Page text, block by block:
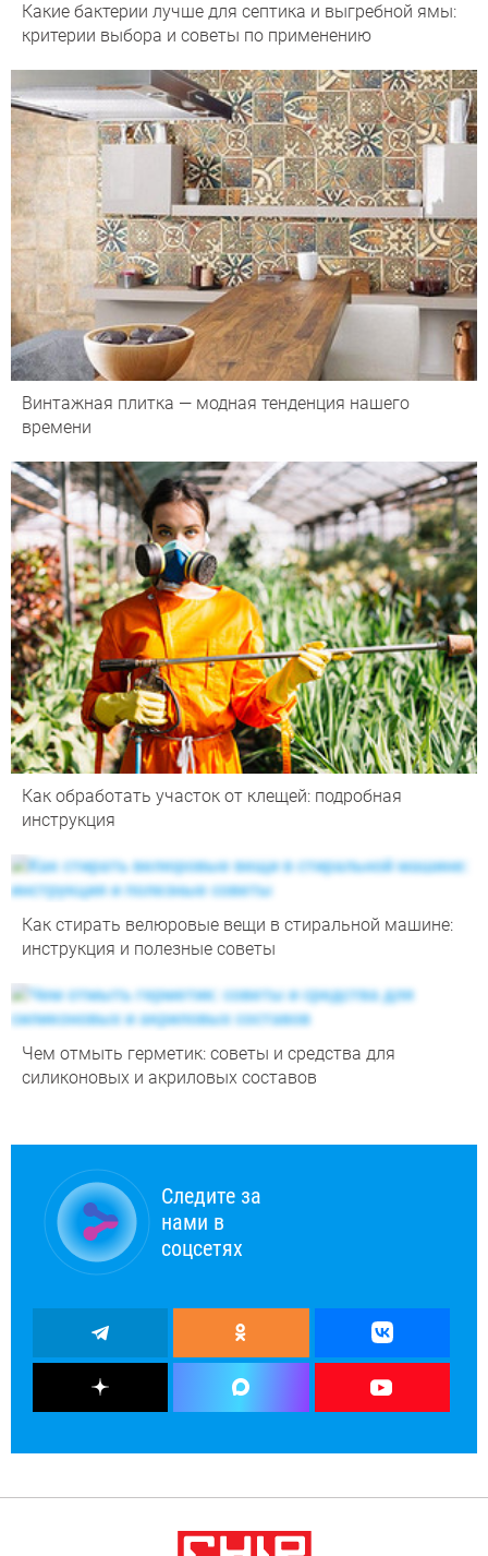
Какие бактерии лучше для септика и выгребной ямы:
критерии выбора и советы по применению
Винтажная плитка — модная тенденция нашего
времени
Как обработать участок от клещей: подробная
инструкция
Как стирать велюровые вещи в стиральной машине:
инструкция и полезные советы
Чем отмыть герметик: советы и средства для
силиконовых и акриловых составов
Следите за
нами в
соцсетях